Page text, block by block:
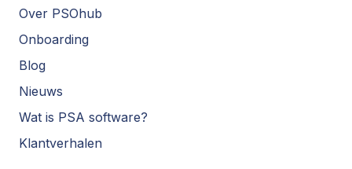
Over PSOhub
Onboarding
Blog
Nieuws
Wat is PSA software?
Klantverhalen